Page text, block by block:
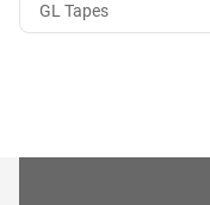
GL Tapes